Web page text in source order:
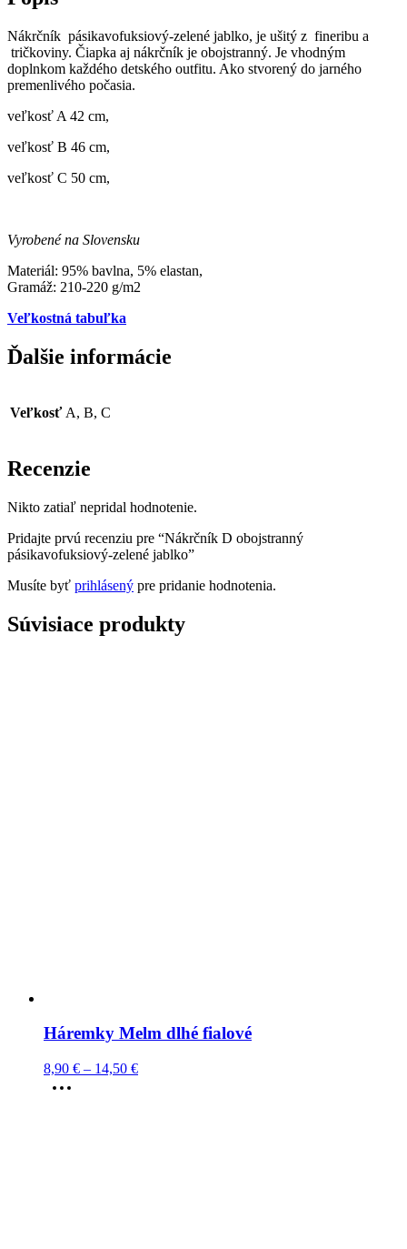
Nákrčník pásikavofuksiový-zelené jablko, je ušitý z fineribu a
tričkoviny. Čiapka aj nákrčník je obojstranný. Je vhodným
doplnkom každého detského outfitu. Ako stvorený do jarného
premenlivého počasia.
veľkosť A 42 cm,
veľkosť B 46 cm,
veľkosť C 50 cm,
Vyrobené na Slovensku
Materiál: 95% bavlna, 5% elastan,
Gramáž: 210-220 g/m2
Veľkostná tabuľka
Ďalšie informácie
Veľkosť A, B, C
Recenzie
Nikto zatiaľ nepridal hodnotenie.
Pridajte prvú recenziu pre “Nákrčník D obojstranný
pásikavofuksiový-zelené jablko”
Musíte byť prihlásený pre pridanie hodnotenia.
Súvisiace produkty
Háremky Melm dlhé fialové
8,90 € – 14,50 €